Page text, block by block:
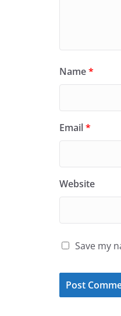
Name*
Email*
Website
Save my